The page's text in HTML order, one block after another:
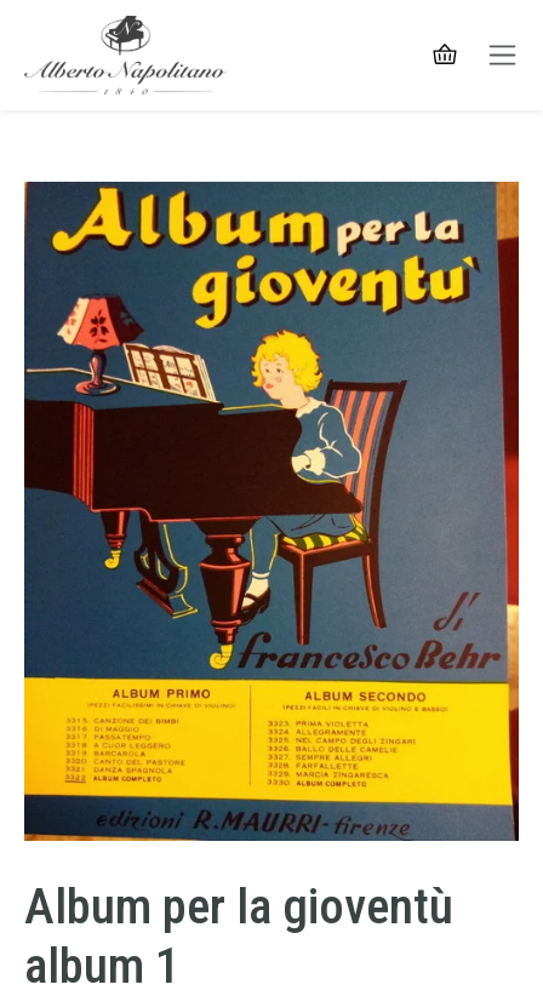
Album per la gioventù
album 1